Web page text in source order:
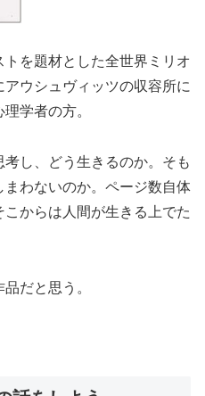
を題材とした全世界ミリオ
ウシュヴィッツの収容所に
学者の方。
し、どう生きるのか。そも
わないのか。ページ数自体
からは人間が生きる上でた
だと思う。